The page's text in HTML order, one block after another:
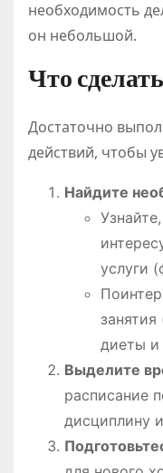
необходимость
он небольшой.
Что
Достаточно
действий, чтобы
Найдите
услуги
диеты и
Выделите
расписание
дисциплину